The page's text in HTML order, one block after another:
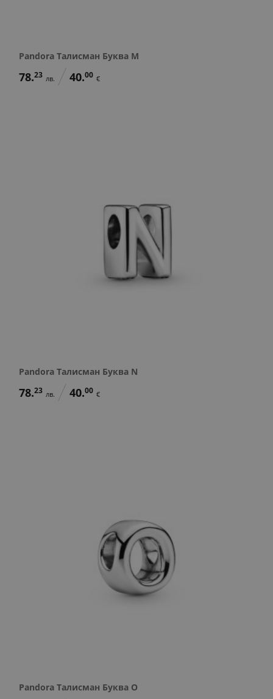
Pandora Талисман Буква M
78.23 лв. 40.00 €
Pandora Талисман Буква N
78.23 лв. 40.00 €
Pandora Талисман Буква O